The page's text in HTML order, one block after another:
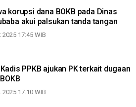
korupsi dana BOKB pada Dinas
akui palsukan tanda tangan
17:45 WIB
PPKB ajukan PK terkait dugaan
17:10 WIB